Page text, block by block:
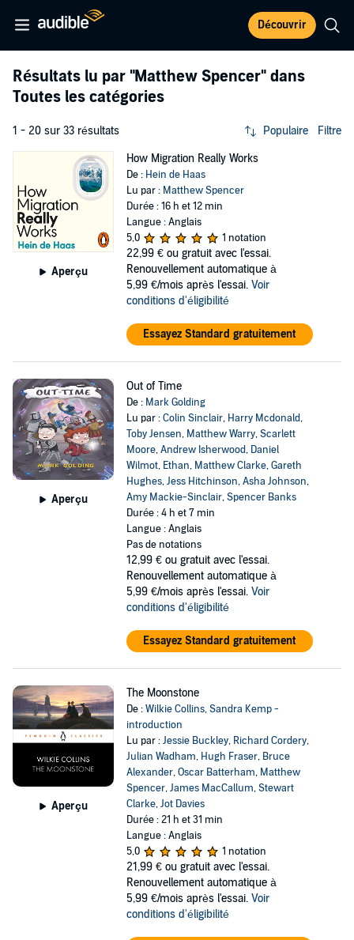
Découvrir
Résultats lu par "Matthew Spencer" dans
Toutes les catégories
1 - 20 sur 33 résultats Populaire Filtre
Aperçu
How Migration Really Works
De : Hein de Haas
Lu par : Matthew Spencer
Durée : 16 h et 12 min
Langue : Anglais
5,0
1 notation
22,99 € ou gratuit avec l'essai.
Renouvellement automatique à
5,99 €/mois après l'essai. Voir
conditions d'éligibilité
Essayez Standard gratuitement
Aperçu
Out of Time
De : Mark Golding
Lu par :Colin Sinclair, Harry Mcdonald,
Toby Jensen, Matthew Warry,Scarlett
Moore,Andrew Isherwood, Daniel
Wilmot, Ethan, Matthew Clarke,Gareth
Hughes,Jess Hitchinson,Asha Johnson,
Amy Mackie-Sinclair,Spencer Banks
Durée : 4 h et 7 min
Langue : Anglais
Pas de notations
12,99 € ou gratuit avec l'essai.
Renouvellement automatique à
5,99 €/mois après l'essai. Voir
conditions d'éligibilité
Essayez Standard gratuitement
Aperçu
The Moonstone
De :Wilkie Collins,Sandra Kemp -
introduction
Lu par :Jessie Buckley, Richard Cordery,
Julian Wadham, Hugh Fraser, Bruce
Alexander,Oscar Batterham, Matthew
Spencer,James MacCallum,Stewart
Clarke,Jot Davies
Durée : 21 h et 31 min
Langue : Anglais
5,0
1 notation
21,99 € ou gratuit avec l'essai.
Renouvellement automatique à
5,99 €/mois après l'essai. Voir
conditions d'éligibilité